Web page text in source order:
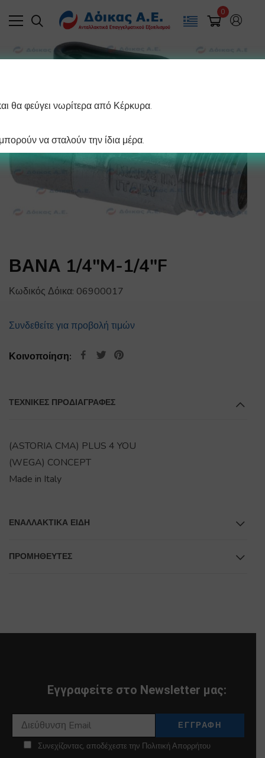
0
ΒΑΝΑ 1/4″M-1/4″F
Κωδικός Δόικα: 06900017
Συνδεθείτε για προβολή τιμών
Κοινοποίηση:
ΤΕΧΝΙΚΕΣ ΠΡΟΔΙΑΓΡΑΦΕΣ
(ASTORIA CMA) PLUS 4 YOU
(WEGA) CONCEPT
Made in Italy
ΕΝΑΛΛΑΚΤΙΚΆ ΕΊΔΗ
ΠΡΟΜΗΘΕΥΤΕΣ
Εγγραφείτε στο Newsletter μας:
Συνεχίζοντας, αποδέχεστε την Πολιτική Απορρήτου
θα φεύγει νωρίτερα από Κέρκυρα.
να σταλούν την ίδια μέρα.